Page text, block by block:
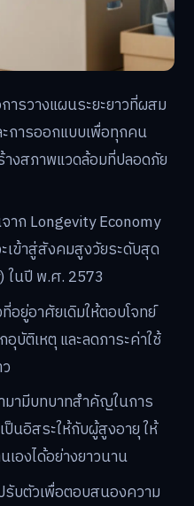
รวางแผนระยะยาวที่ผสม
การออกแบบเพื่อทุกคน
งสภาพแวดล้อมที่ปลอดภัย
าก Longevity Economy
เข้าสู่สังคมสูงวัยระดับสุด
ในปี พ.ศ. 2573
ยู่อาศัยเดิมให้ตอบโจทย์
บัติเหตุ และลดภาระค่าใช้
มามีบทบาทสำคัญในการ
นอิสระให้กับผู้สูงอายุ ให้
องได้อย่างยาวนาน
บตัวเพื่อตอบสนองความ